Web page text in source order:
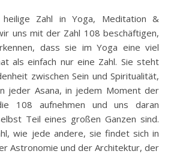
uns mit der Zahl 108 beschäftigen,
dass sie im Yoga eine viel
als einfach nur eine Zahl. Sie steht
zwischen Sein und Spiritualität,
jeder Asana, in jedem Moment der
108 aufnehmen und uns daran
Teil eines großen Ganzen sind.
wie jede andere, sie findet sich in
Astronomie und der Architektur, der